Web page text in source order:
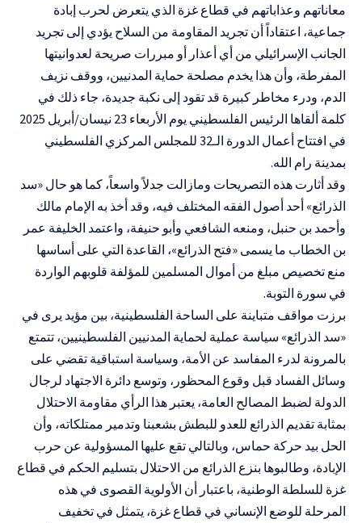
معاناتهم وعذاباتهم في قطاع غزة الذي يتعرض لحرب إبادة
جماعية، اعتقاداً أن تجريد المقاومة من السلاح يؤدي إلى تجريد
الجانب الإسرائيلي من أي أعذار أو مبررات صريحة لعدوانيتها
المفرطة، وأن هذا يخدم مصلحة حماية المدنيين، ووقف نزيف
الدم، ودرء مخاطر كبيرة قد تقود إلى نكبة جديدة، جاء ذلك في
كلمة ألقاها الرئيس الفلسطيني يوم
الأربعاء 23 نيسان/أبريل 2025
في افتتاح أعمال الدورة الـ32 للمجلس المركزي الفلسطيني
بمدينة رام الله.
وقد أثارت هذه التصريحات ومازالت جدلاً واسعاً، كما هو حال «سد
الذرائع» أحد أصول الفقه المختلف فيه، وقد أخذ به الإمام مالك
وأحمد بن حنبل، ومنعه الشافعي وأبو حنيفة، واعتمد الخليفة عمر
بن الخطاب ما يسمى «فتح الذرائع»، القاعدة التي على أساسها
منع تخصيص مبلغ من أموال المسلمين للمؤلفة قلوبهم الواردة
في سورة التوبة.
برزت مواقف متباينة على الساحة الفلسطينية، بين مؤيد يرى في
«سد الذرائع» سياسة عملية لحماية المدنيين الفلسطينيين، تتمتع
بالمرونة لدرء المفاسد عن الأمة، وسياسة استباقية تقضي على
وسائل الفساد قبل وقوع المحظور، وتوسع دائرة الاجتهاد لرجال
الدولة لضبط المصالح العامة، يعتبر هذا الرأي مقاومة الاحتلال
بمثابة تقديم الذرائع للعدو للبطش بشعبنا وتدمير ممتلكاته، وأن
الحل بيد حركة حماس، وبالتالي تقع عليها المسؤولية عن حرب
الإبادة، وطالبوها بنزع الذرائع من الاحتلال بتسليم الحكم في قطاع
غزة للسلطة الوطنية، باعتبار أن الأولوية القصوى في هذه
المرحلة للوضع الإنساني في قطاع غزة، يتمثل في تخفيف